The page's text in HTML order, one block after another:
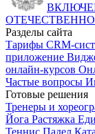
Разделы сайта
Тарифы CRM-
приложение
онлайн-курсов
Частые вопросы
Готовые решения
Тренеры и
Йога Растяжка
Теннис Падел